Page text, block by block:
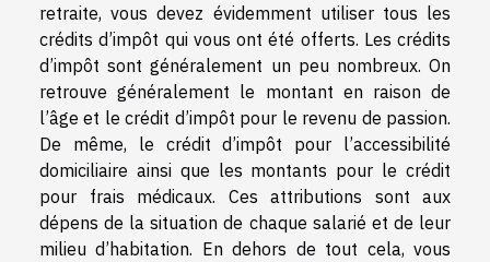
retraite, vous devez évidemment utiliser tous les
crédits d’impôt qui vous ont été offerts. Les crédits
d’impôt sont généralement un peu nombreux. On
retrouve généralement le montant en raison de
l’âge et le crédit d’impôt pour le revenu de passion.
De même, le crédit d’impôt pour l’accessibilité
domiciliaire ainsi que les montants pour le crédit
pour frais médicaux. Ces attributions sont aux
dépens de la situation de chaque salarié et de leur
milieu d’habitation. En dehors de tout cela, vous